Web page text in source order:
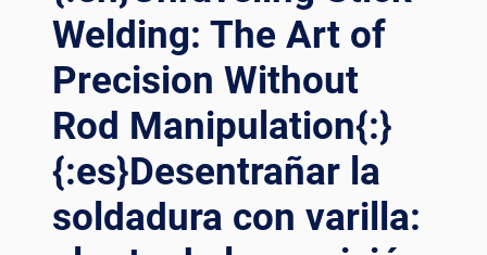
MANIPULATORS{:}
{:ES}SKYWARD
PRECISION:
REVELANDO
LA
EXCELENCIA
EN
AEROESPACIAL
Welding: The Art of
Precision Without
Rod Manipulation{:}
{:es}Desentrañar la
soldadura con varilla: